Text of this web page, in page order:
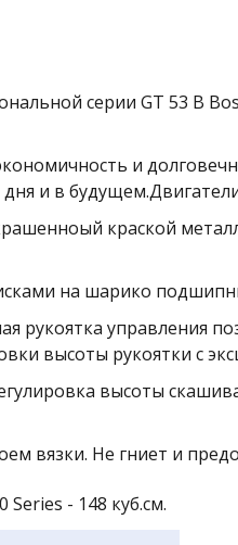
серии GT 53 B
и
и в
краской
на шарико
рукоятка управления
высоты рукоятки с
высоты
вязки. Не гниет и
Series - 148 куб.см.